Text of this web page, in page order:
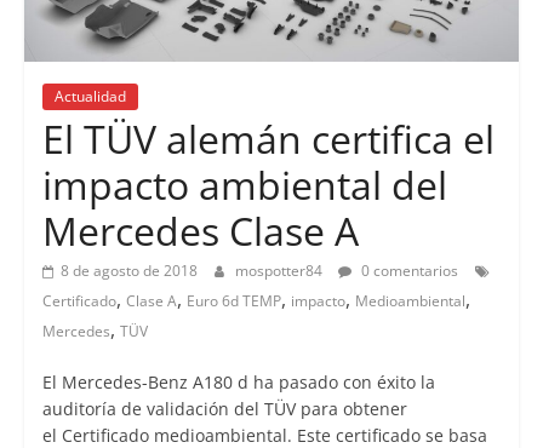
Actualidad
El TÜV alemán certifica el
impacto ambiental del
Mercedes Clase A
8 de agosto de 2018 mospotter84
0 comentarios
Certificado, Clase A, Euro 6d TEMP, impacto, Medioambiental,
Mercedes, TÜV
El Mercedes-Benz A180 d ha pasado con éxito la
auditoría de validación del TÜV para obtener
el Certificado medioambiental. Este certificado se basa